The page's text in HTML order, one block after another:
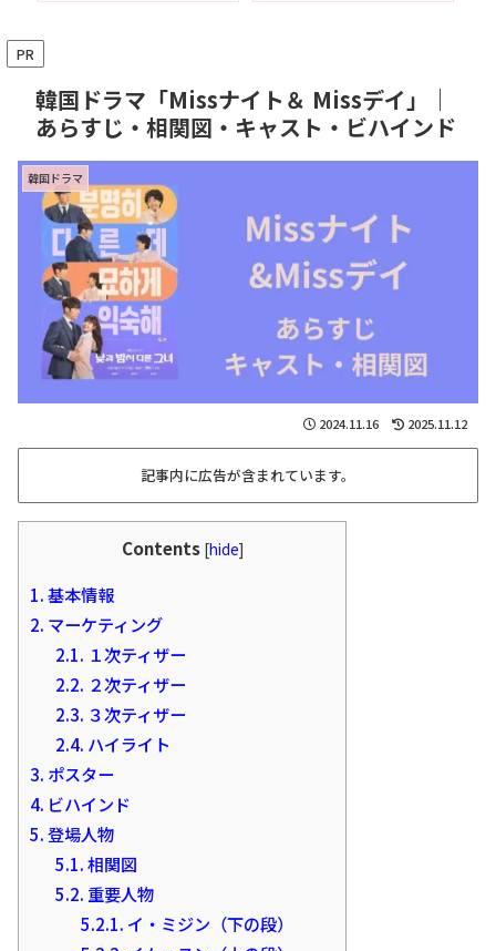
PR
韓国ドラマ「Missナイト＆ Missデイ」｜
あらすじ・相関図・キャスト・ビハインド
韓国ドラマ
2024.11.16 2025.11.12
記事内に広告が含まれています。
Contents [hide]
1.基本情報
2. マーケティング
2.1. １次ティザー
2.2. ２次ティザー
2.3. ３次ティザー
2.4. ハイライト
3. ポスター
4. ビハインド
5.登場人物
5.1.相関図
5.2. 重要人物
5.2.1. イ・ミジン（下の段）